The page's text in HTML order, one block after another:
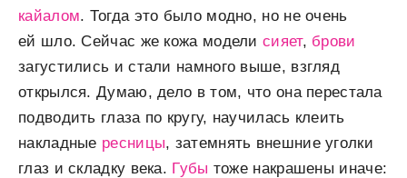
кайалом. Тогда это было модно, но не очень
ей шло. Сейчас же кожа моделисияет, брови
загустились и стали намного выше, взгляд
открылся. Думаю, дело в том, что она перестала
подводить глаза по кругу, научилась клеить
накладные ресницы, затемнять внешние уголки
глаз и складку века. Губы тоже накрашены иначе: